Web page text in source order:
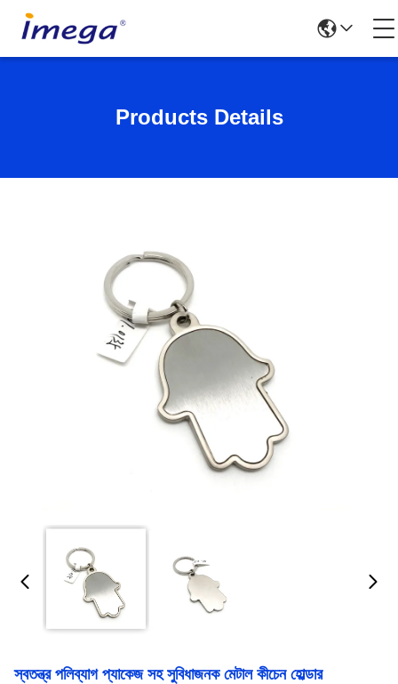
Products Details
স্বতন্ত্র পলিব্যাগ প্যাকেজ সহ সুবিধাজনক মেটাল কীচেন হোল্ডার